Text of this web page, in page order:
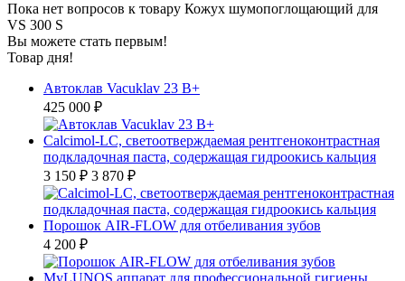
Пока нет вопросов к товару Кожух шумопоглощающий для
VS 300 S
Вы можете стать первым!
Товар дня!
Автоклав Vacuklav 23 B+
425 000 ₽
Calcimol-LC, светоотверждаемая рентгеноконтрастная
подкладочная паста, содержащая гидроокись кальция
3 150 ₽ 3 870 ₽
Порошок AIR-FLOW для отбеливания зубов
4 200 ₽